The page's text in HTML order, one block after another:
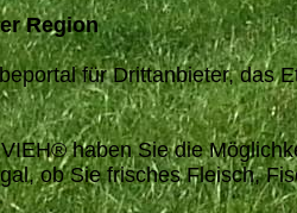
Region
für Drittanbieter, das
haben Sie die
ob Sie frisches Fleisch,